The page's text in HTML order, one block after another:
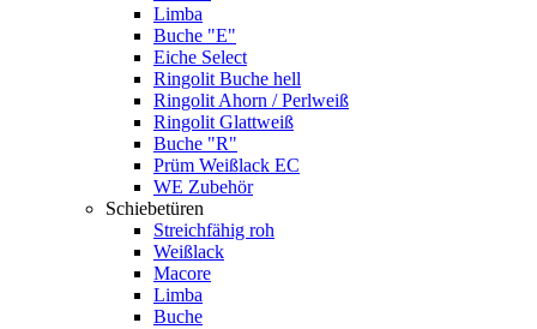
Limba
Buche "E"
Eiche Select
Ringolit Buche hell
Ringolit Ahorn / Perlweiß
Ringolit Glattweiß
Buche "R"
Prüm Weißlack EC
WE Zubehör
Schiebetüren
Streichfähig roh
Weißlack
Macore
Limba
Buche